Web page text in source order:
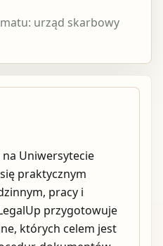
urząd skarbowy
Uniwersytecie
praktycznym
pracy i
przygotowuje
których celem jest